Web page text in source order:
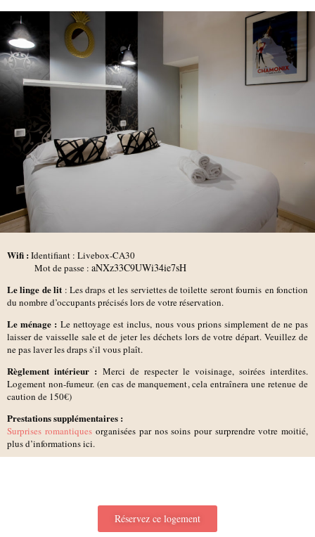
Wifi : Identifiant : Livebox-CA30
Mot de passe : aNXz33C9UWi34ie7sH
Le linge de lit : Les draps et les serviettes de toilette seront fournis en fonction
du nombre d’occupants précisés lors de votre réservation.
Le ménage : Le nettoyage est inclus, nous vous prions simplement de ne pas
laisser de vaisselle sale et de jeter les déchets lors de votre départ. Veuillez de
ne pas laver les draps s’il vous plaît.
Règlement intérieur : Merci de respecter le voisinage, soirées interdites.
Logement non-fumeur. (en cas de manquement, cela entraînera une retenue de
caution de 150€)
Prestations supplémentaires :
Surprises romantiques organisées par nos soins pour surprendre votre moitié,
plus d’informations ici.
Réservez ce logement